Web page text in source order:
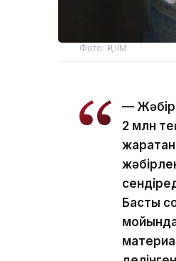
Фото: ҚР ІІМ
—
2 млн
Басты